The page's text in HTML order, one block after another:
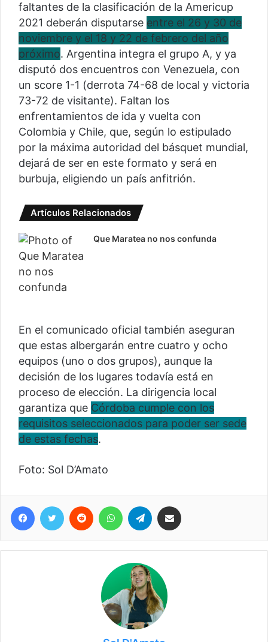
faltantes de la clasificación de la Americup
2021 deberán disputarse entre el 26 y 30 de
noviembre y el 18 y 22 de febrero del año
próximo. Argentina integra el grupo A, y ya
disputó dos encuentros con Venezuela, con
un score 1-1 (derrota 74-68 de local y victoria
73-72 de visitante). Faltan los
enfrentamientos de ida y vuelta con
Colombia y Chile, que, según lo estipulado
por la máxima autoridad del básquet mundial,
dejará de ser en este formato y será en
burbuja, eligiendo un país anfitrión.
Artículos Relacionados
Que Maratea no nos confunda
En el comunicado oficial también aseguran
que estas albergarán entre cuatro y ocho
equipos (uno o dos grupos), aunque la
decisión de los lugares todavía está en
proceso de elección. La dirigencia local
garantiza que Córdoba cumple con los
requisitos seleccionados para poder ser sede
de estas fechas.
Foto: Sol D’Amato
Facebook
Twitter Reddit WhatsAppTelegram